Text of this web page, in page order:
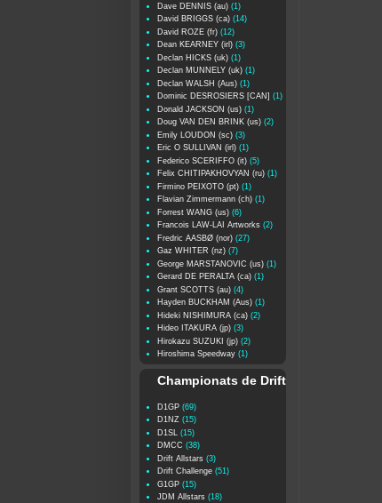
Dave DENNIS (au) (1)
David BRIGGS (ca) (14)
David ROZE (fr) (12)
Dean KEARNEY (irl) (3)
Declan HICKS (uk) (1)
Declan MUNNELY (uk) (1)
Declan WALSH (Aus) (1)
Dominic DESROSIERS [CAN] (1)
Donald JACKSON (us) (1)
Doug VAN DEN BRINK (us) (2)
Emily LOUDON (sc) (3)
Eric O SULLIVAN (irl) (1)
Federico SCERIFFO (it) (5)
Felix CHITIPAKHOVYAN (ru) (1)
Firmino PEIXOTO (pt) (1)
Flavian Zimmermann (ch) (1)
Forrest WANG (us) (6)
Francois LAW-LAI Artworks (2)
Fredric AASBØ (nor) (27)
Gaz WHITER (nz) (7)
George MARSTANOVIC (us) (1)
Gerard DE PERALTA (ca) (1)
Grant SCOTTS (au) (4)
Hayden BUCKHAM (Aus) (1)
Hideki NISHIMURA (ca) (2)
Hideo ITAKURA (jp) (3)
Hirokazu SUZUKI (jp) (2)
Hiroshima Speedway (1)
Championats de Drift
D1GP (69)
D1NZ (15)
D1SL
(15)
DMCC (38)
Drift Allstars (3)
Drift Challenge (51)
G1GP (15)
JDM Allstars (18)